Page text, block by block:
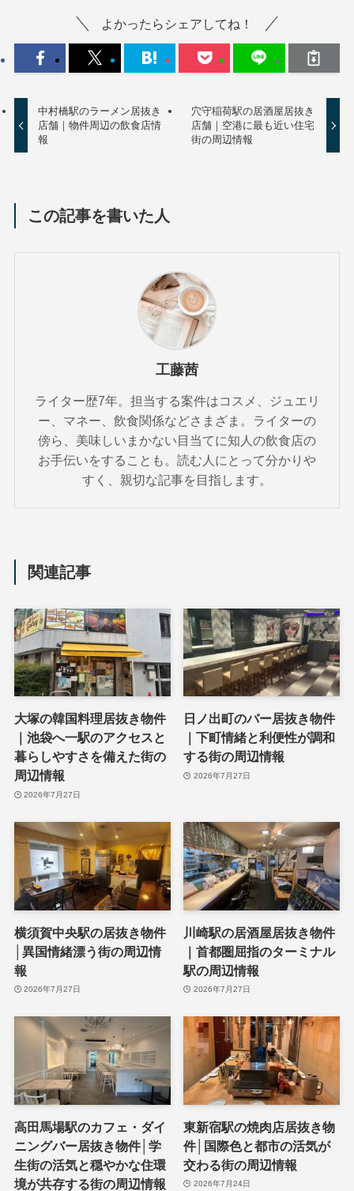
よかったらシェアしてね！
中村橋駅のラーメン居抜き
店舗｜物件周辺の飲食店情
報
穴守稲荷駅の居酒屋居抜き
店舗｜空港に最も近い住宅
街の周辺情報
この記事を書いた人
工藤茜
ライター歴7年。担当する案件はコスメ、ジュエリ
ー、マネー、飲食関係などさまざま。ライターの
傍ら、美味しいまかない目当てに知人の飲食店の
お手伝いをすることも。読む人にとって分かりや
すく、親切な記事を目指します。
関連記事
大塚の韓国料理居抜き物件
｜池袋へ一駅のアクセスと
暮らしやすさを備えた街の
周辺情報
2026年7月27日
日ノ出町のバー居抜き物件
｜下町情緒と利便性が調和
する街の周辺情報
2026年7月27日
横須賀中央駅の居抜き物件
│異国情緒漂う街の周辺情
報
2026年7月27日
川崎駅の居酒屋居抜き物件
｜首都圏屈指のターミナル
駅の周辺情報
2026年7月27日
高田馬場駅のカフェ・ダイ
ニングバー居抜き物件│学
生街の活気と穏やかな住環
境が共存する街の周辺情報
東新宿駅の焼肉店居抜き物
件│国際色と都市の活気が
交わる街の周辺情報
2026年7月24日